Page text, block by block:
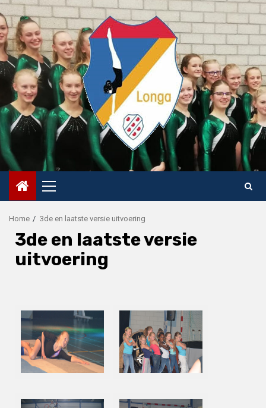
Skip
to
content
Primary
Menu
Home 3de en laatste versie uitvoering
3de en laatste versie
uitvoering